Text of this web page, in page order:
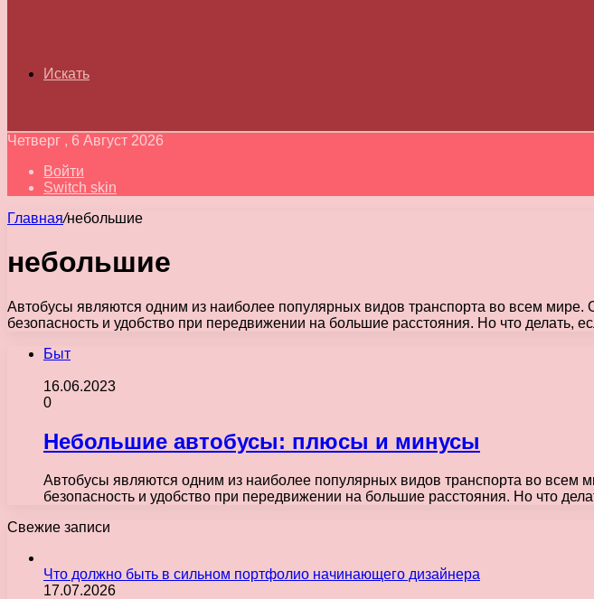
Искать
Четверг , 6 Август 2026
Войти
Switch skin
Главная/небольшие
небольшие
Автобусы являются одним из наиболее популярных видов транспорта во всем
безопасность и удобство при передвижении на большие расстояния. Но что делать,
Быт
16.06.2023
0
Небольшие автобусы: плюсы и минусы
Автобусы являются одним из наиболее популярных видов транспорта во
безопасность и удобство при передвижении на большие расстояния. Но что
Свежие записи
Что должно быть в сильном портфолио начинающего дизайнера
17.07.2026